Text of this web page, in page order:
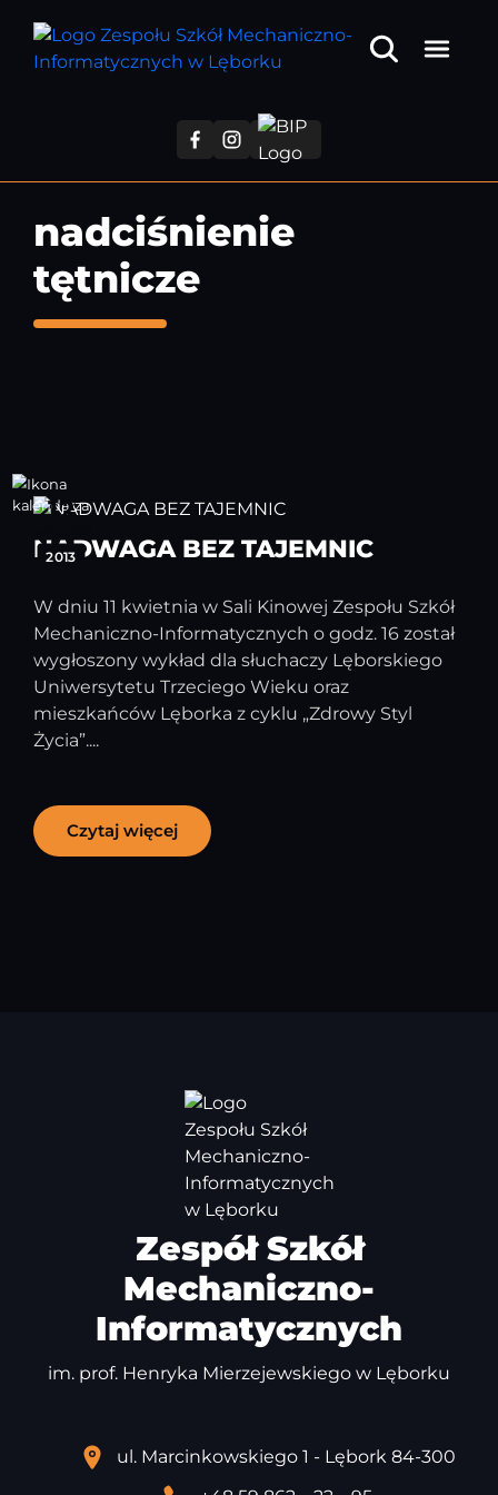
treści
nadciśnienie
tętnicze
12
2013
NADWAGA BEZ TAJEMNIC
W dniu 11 kwietnia w Sali Kinowej Zespołu Szkół
Mechaniczno-Informatycznych o godz. 16 został
wygłoszony wykład dla słuchaczy Lęborskiego
Uniwersytetu Trzeciego Wieku oraz
mieszkańców Lęborka z cyklu „Zdrowy Styl
Życia”....
Czytaj więcej
Zespół Szkół
Mechaniczno-
Informatycznych
im. prof. Henryka Mierzejewskiego w Lęborku
ul. Marcinkowskiego 1 - Lębork 84-300